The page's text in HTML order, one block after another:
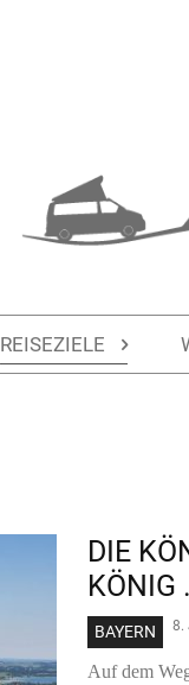
REISEZIELE
DIE
KÖNIG
BAYERN 8.
Auf dem